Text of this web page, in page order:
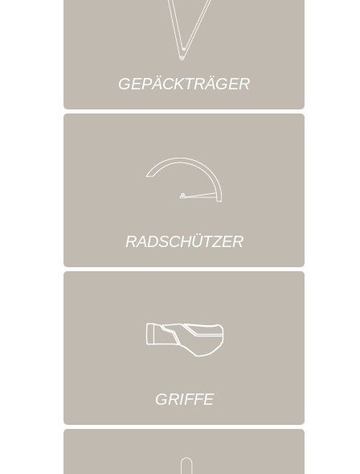
GEPÄCKTRÄGER
RADSCHÜTZER
GRIFFE